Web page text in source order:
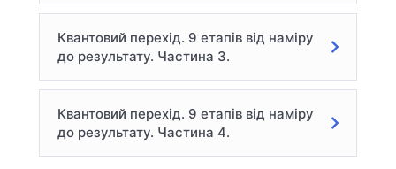
Квантовий перехід. 9 етапів від наміру
до результату. Частина 3.
Квантовий перехід. 9 етапів від наміру
до результату. Частина 4.